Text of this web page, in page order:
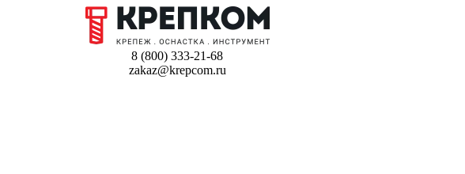
8 (800) 333-21-68
zakaz@krepcom.ru